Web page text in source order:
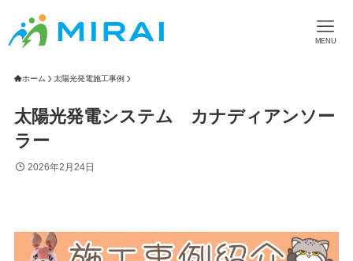
MENU
ホーム 太陽光発電施工事例
太陽光発電システム カナディアンソー
ラー
2026年2月24日